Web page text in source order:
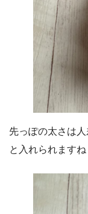
先っぽの太さは
と入れられますね